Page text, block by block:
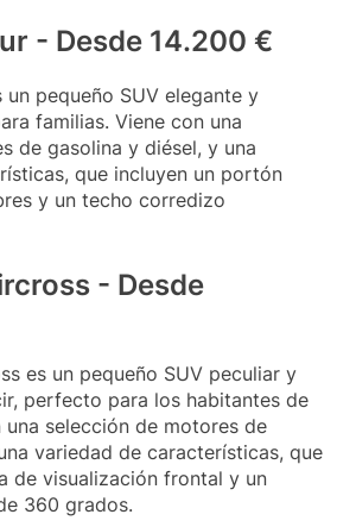
- Desde 14.200 €
un pequeño SUV elegante y
familias. Viene con una
de gasolina y diésel, y una
que incluyen un portón
y un techo corredizo
- Desde
es un pequeño SUV peculiar y
perfecto para los habitantes de
una selección de motores de
variedad de características, que
de visualización frontal y un
360 grados.